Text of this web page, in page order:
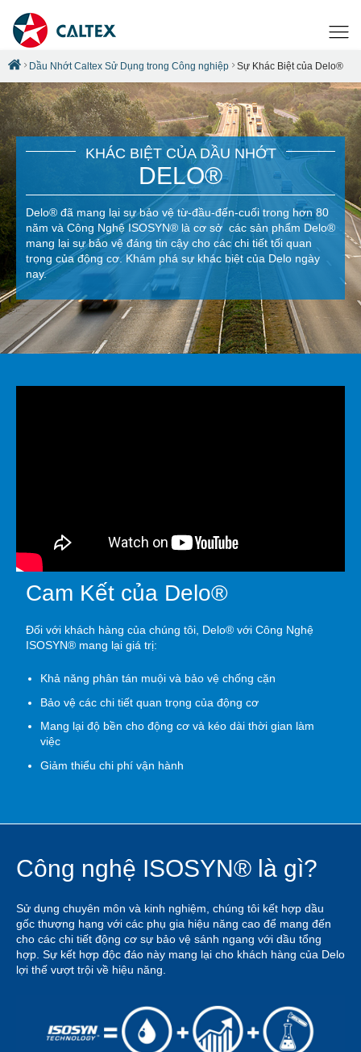
Dầu Nhớt Caltex Sử Dụng trong Công nghiệp Sự Khác Biệt của Delo®
KHÁC BIỆT CỦA DẦU NHỚT
DELO®
Delo® đã mang lại sự bảo vệ từ-đầu-đến-cuối trong hơn 80
năm và Công Nghệ ISOSYN® là cơ sở các sản phẩm Delo®
mang lại sự bảo vệ đáng tin cậy cho các chi tiết tối quan
trọng của động cơ. Khám phá sự khác biệt của Delo ngày
nay.
Cam Kết của Delo®
Đối với khách hàng của chúng tôi, Delo® với Công Nghệ
ISOSYN® mang lại giá trị:
Khả năng phân tán muội và bảo vệ chống cặn
Bảo vệ các chi tiết quan trọng của động cơ
Mang lại độ bền cho động cơ và kéo dài thời gian làm
việc
Giảm thiểu chi phí vận hành
Công nghệ ISOSYN® là gì?
Sử dụng chuyên môn và kinh nghiệm, chúng tôi kết hợp dầu
gốc thượng hạng với các phụ gia hiệu năng cao để mang đến
cho các chi tiết động cơ sự bảo vệ sánh ngang với dầu tổng
hợp. Sự kết hợp độc đáo này mang lại cho khách hàng của Delo
lợi thế vượt trội về hiệu năng.